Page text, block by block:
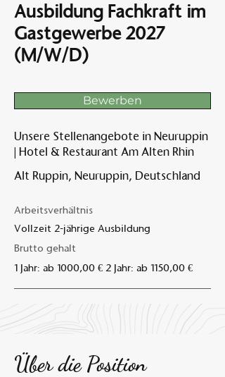
Ausbildung Fachkraft im
Gastgewerbe 2027
(M/W/D)
Bewerben
Unsere Stellenangebote in Neuruppin
| Hotel & Restaurant Am Alten Rhin
Alt Ruppin, Neuruppin, Deutschland
Arbeitsverhältnis
Vollzeit 2-jährige Ausbildung
Brutto gehalt
1 Jahr: ab 1000,00 € 2 Jahr: ab 1150,00 €
Über die Position